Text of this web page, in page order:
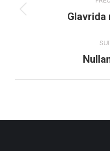
de
Glavrida